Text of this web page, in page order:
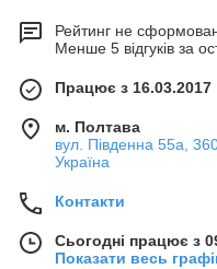
Рейтинг не
Менше 5 відгуків за
Працює з 16.03.2017
м. Полтава
вул. Південна 55а,
Україна
Контакти
Сьогодні працює з
Показати весь